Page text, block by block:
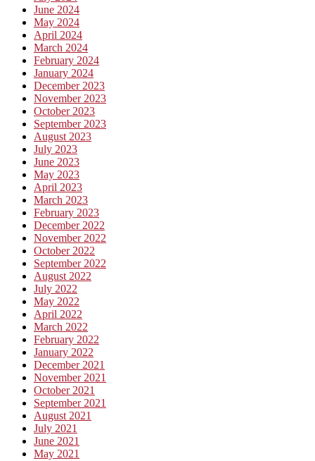
June 2024
May 2024
April 2024
March 2024
February 2024
January 2024
December 2023
November 2023
October 2023
September 2023
August 2023
July 2023
June 2023
May 2023
April 2023
March 2023
February 2023
December 2022
November 2022
October 2022
September 2022
August 2022
July 2022
May 2022
April 2022
March 2022
February 2022
January 2022
December 2021
November 2021
October 2021
September 2021
August 2021
July 2021
June 2021
May 2021